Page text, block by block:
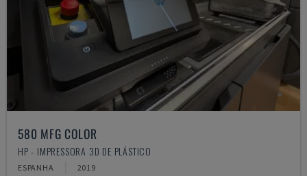
580 MFG COLOR
HP - IMPRESSORA 3D DE PLÁSTICO
ESPANHA 2019